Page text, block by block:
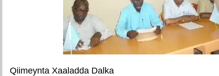
Qiimeynta Xaaladda Dalka